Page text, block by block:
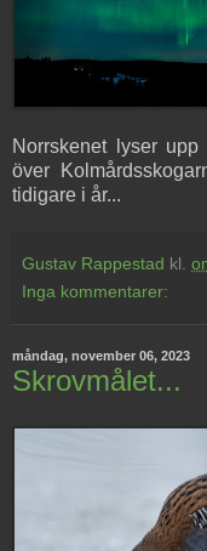
Norrskenet lyser
över
tidigare i år...
Gustav Rappestad kl.
Inga kommentarer:
måndag, november 06, 2023
Skrovmålet...